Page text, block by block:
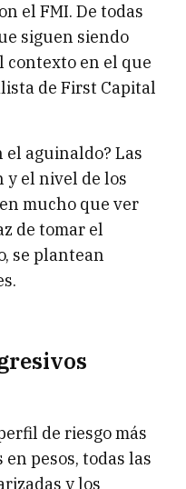
el FMI. De todas
siguen siendo
contexto en el que
de First Capital
el aguinaldo? Las
y el nivel de los
mucho que ver
de tomar el
se plantean
de riesgo más
pesos, todas las
y los